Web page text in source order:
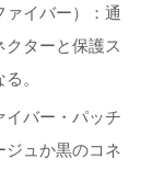
イバー）：通
ターと保護ス
。
バー・パッチ
ュか黒のコネ